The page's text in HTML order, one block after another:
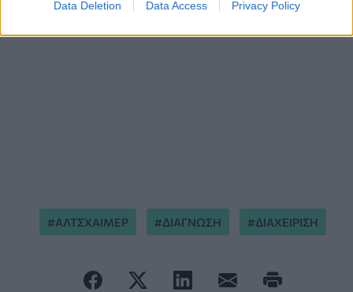
Data Deletion Data Access Privacy Policy
ΑΛΤΣΧΑΙΜΕΡ ΔΙΑΓΝΩΣΗ ΔΙΑΧΕΙΡΙΣΗ